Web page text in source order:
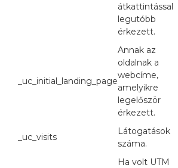
átkattintással
legutóbb
érkezett.
_uc_initial_landing_page
Annak az
oldalnak a
webcíme,
amelyikre
legelőször
érkezett.
_uc_visits
Látogatások
száma.
Ha volt UTM